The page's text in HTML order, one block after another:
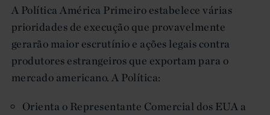
A Política América Primeiro estabelece várias
prioridades de execução que provavelmente
gerarão maior escrutínio e ações legais contra
produtores estrangeiros que exportam para o
mercado americano. A Política:
Orienta o Representante Comercial dos EUA a